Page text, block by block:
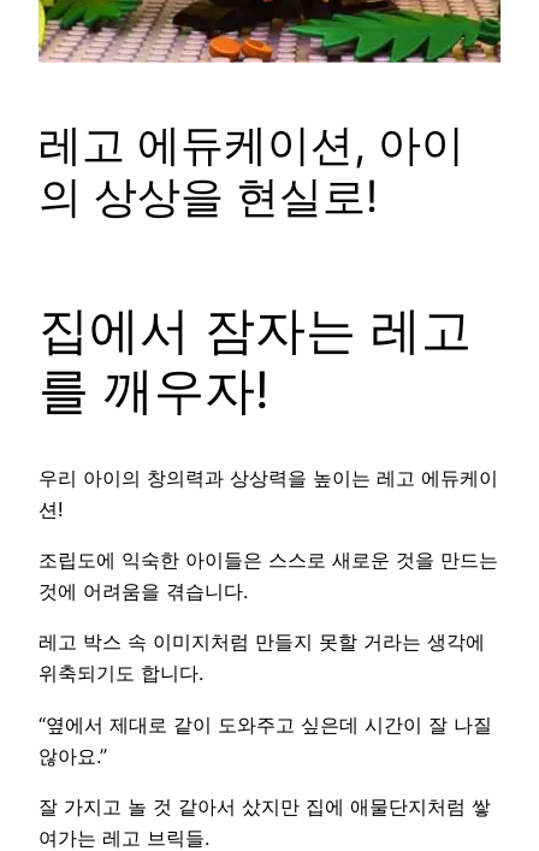
레고 에듀케이션, 아이
의 상상을 현실로!
집에서 잠자는 레고
를 깨우자!
우리 아이의 창의력과 상상력을 높이는 레고 에듀케이
션!
조립도에 익숙한 아이들은 스스로 새로운 것을 만드는
것에 어려움을 겪습니다.
레고 박스 속 이미지처럼 만들지 못할 거라는 생각에
위축되기도 합니다.
“옆에서 제대로 같이 도와주고 싶은데 시간이 잘 나질
않아요.”
잘 가지고 놀 것 같아서 샀지만 집에 애물단지처럼 쌓
여가는 레고 브릭들.